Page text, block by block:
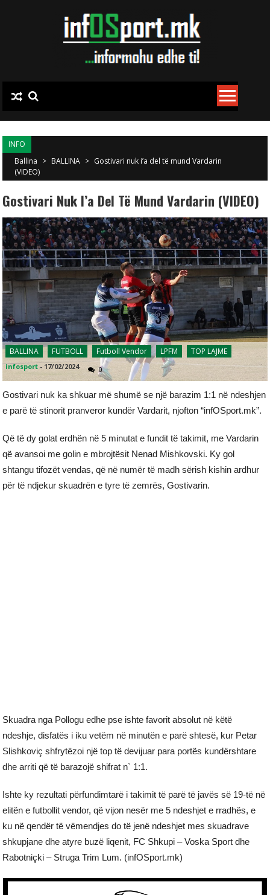
INFO
Ballina > BALLINA > Gostivari nuk i’a del të mund Vardarin
(VIDEO)
Gostivari Nuk I’a Del Të Mund Vardarin (VIDEO)
BALLINA FUTBOLL Futboll Vendor LPFM TOP LAJME
infosport - 17/02/2024 0
Gostivari nuk ka shkuar më shumë se një barazim 1:1 në ndeshjen
e parë të stinorit pranveror kundër Vardarit, njofton “infOSport.mk”.
Që të dy golat erdhën në 5 minutat e fundit të takimit, me Vardarin
që avansoi me golin e mbrojtësit Nenad Mishkovski. Ky gol
shtangu tifozët vendas, që në numër të madh sërish kishin ardhur
për të ndjekur skuadrën e tyre të zemrës, Gostivarin.
Skuadra nga Pollogu edhe pse ishte favorit absolut në këtë
ndeshje, disfatës i iku vetëm në minutën e parë shtesë, kur Petar
Slishkoviç shfrytëzoi një top të devijuar para portës kundërshtare
dhe arriti që të barazojë shifrat n` 1:1.
Ishte ky rezultati përfundimtarë i takimit të parë të javës së 19-të në
elitën e futbollit vendor, që vijon nesër me 5 ndeshjet e rradhës, e
ku në qendër të vëmendjes do të jenë ndeshjet mes skuadrave
shkupjane dhe atyre buzë liqenit, FC Shkupi – Voska Sport dhe
Rabotniçki – Struga Trim Lum. (infOSport.mk)